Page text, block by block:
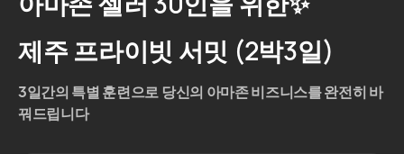
제주 프라이빗 서밋 (2박3일)
3일간의 특별 훈련으로 당신의 아마존 비즈니스를 완전히 바
꿔드립니다